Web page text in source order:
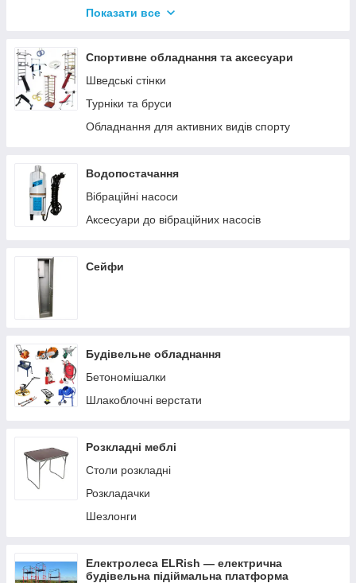
Термоси
Показати все
Спортивне обладнання та аксесуари
Шведські стінки
Турніки та бруси
Обладнання для активних видів спорту
Водопостачання
Вібраційні насоси
Аксесуари до вібраційних насосів
Сейфи
Будівельне обладнання
Бетономішалки
Шлакоблочні верстати
Розкладні меблі
Столи розкладні
Розкладачки
Шезлонги
Електролеса ELRish — електрична
будівельна підіймальна платформа